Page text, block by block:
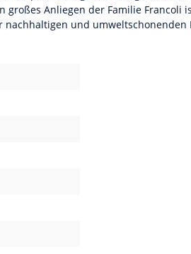
großes Anliegen der Familie
und